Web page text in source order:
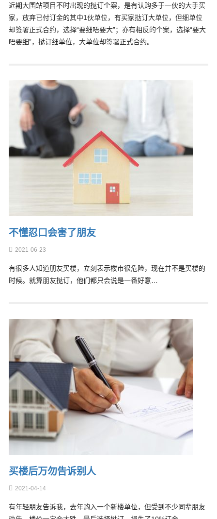
近期大围站项目不时出现的挞订个案，是有认购多于一伙的大手买
家，放弃已付订金的其中1伙单位，有买家挞订大单位，但细单位
却签署正式合约，选择“要细唔要大”；亦有相反的个案，选择“要大
唔要细”，挞订细单位，大单位却签署正式合约。
不懂忍口会害了朋友
2021-06-23
有很多人知道朋友买楼，立刻表示楼市很危险，现在并不是买楼的
时候。就算朋友挞订，他们都只会说是一番好意…
买楼后万勿告诉别人
2021-04-14
有年轻朋友告诉我，去年购入一个新楼单位，但受到不少同辈朋友